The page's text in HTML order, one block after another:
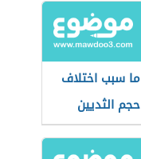
ما سبب اختلاف
حجم الثديين